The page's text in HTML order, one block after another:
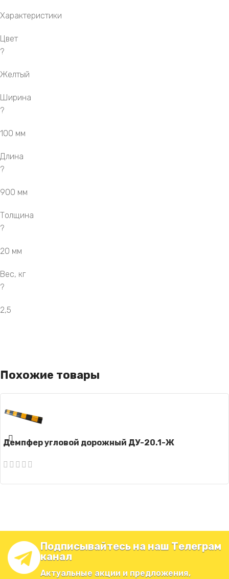
Характеристики
Цвет
?
Желтый
Ширина
?
100 мм
Длина
?
900 мм
Толщина
?
20 мм
Вес, кг
?
2,5
Похожие товары
Демпфер угловой дорожный ДУ-20.1-Ж
Подписывайтесь на наш Телеграм
канал
Актуальные акции и предложения,